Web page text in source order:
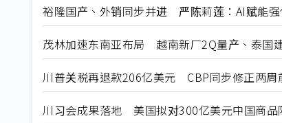
裕隆国产、外销同步并进 严陈莉莲：AI赋能强
茂林加速东南亚布局 越南新厂2Q量产、泰国
川普关税再退款206亿美元 CBP同步修正两周
川习会成果落地 美国拟对300亿美元中国商品